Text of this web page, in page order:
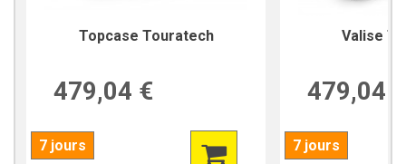
Topcase Touratech
479,04 €
7 jours
Valise
479,04 €
7 jours